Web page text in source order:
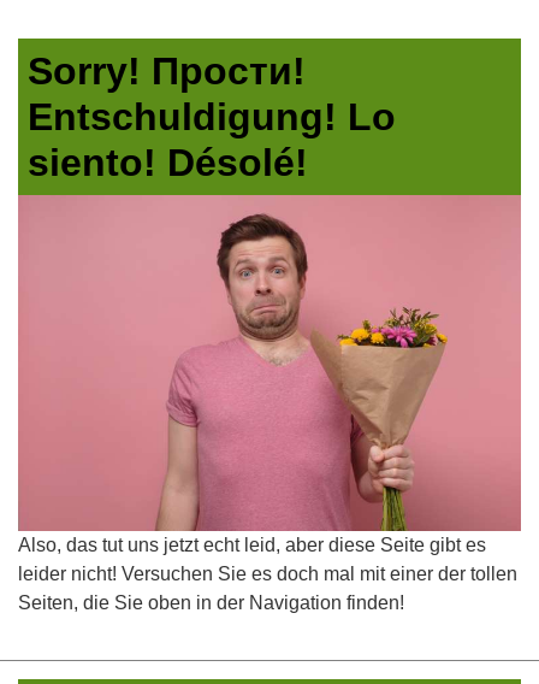
Sorry! Прости!
Entschuldigung! Lo
siento! Désolé!
Also, das tut uns jetzt echt leid, aber diese Seite gibt es
leider nicht! Versuchen Sie es doch mal mit einer der tollen
Seiten, die Sie oben in der Navigation finden!